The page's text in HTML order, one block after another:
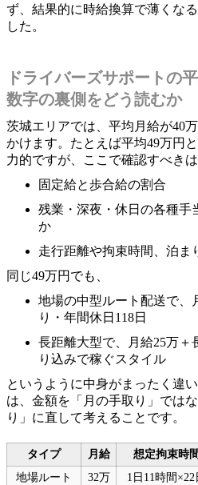
ず、結果的に時給換算で薄くな
した。
ドライバーズサポートの
数字の裏側をどう読むか
茨城エリアでは、平均月給が40
かけます。たとえば平均49万円
力的ですが、ここで確認すべきは
固定給と歩合給の割合
残業・深夜・休日の各種手
か
走行距離や拘束時間、泊ま
同じ49万円でも、
地場の中型ルート配送で、
り・年間休日118日
長距離大型で、月給25万＋
り込みで稼ぐスタイル
というように中身がまったく違
は、金額を「月の手取り」では
り」に直して考えることです。
タイプ 月給 想定拘束時間
地場ルート
32万 1日11時間×22